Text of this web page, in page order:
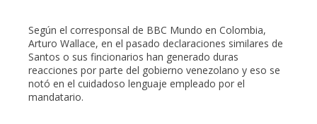
Según el corresponsal de BBC Mundo en Colombia,
Arturo Wallace, en el pasado declaraciones similares de
Santos o sus fincionarios han generado duras
reacciones por parte del gobierno venezolano y eso se
notó en el cuidadoso lenguaje empleado por el
mandatario.